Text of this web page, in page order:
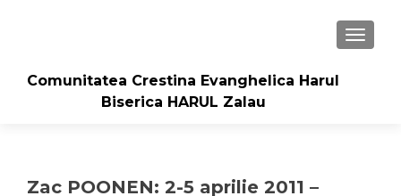
Comunitatea Crestina Evanghelica Harul
Biserica HARUL Zalau
Zac POONEN: 2-5 aprilie 2011 –